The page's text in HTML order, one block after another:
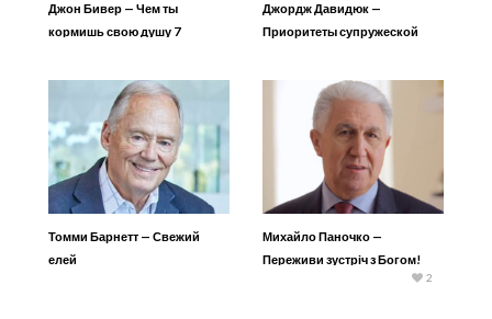
Джон Бивер — Чем ты
кормишь свою душу 7
Джордж Давидюк —
Приоритеты супружеской
Томми Барнетт — Свежий
елей
Михайло Паночко —
Переживи зустріч з Богом!
2